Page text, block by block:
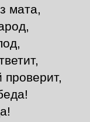
мата,